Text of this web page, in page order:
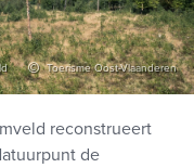
Toerisme Oost-Vlaanderen
reconstrueert
de